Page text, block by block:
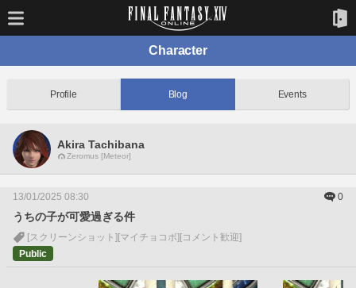
Character
Profile Blog Events
Akira Tachibana
Zeromus [Meteor]
13/01/2025 08:30 0
うちの子が可愛過ぎる件
[スクリーンショット] [マイチョコボ] [コメント歓迎]
Public